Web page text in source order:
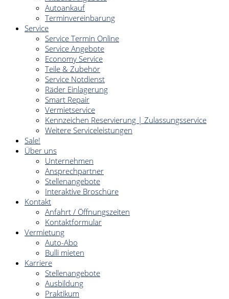
Autoankauf
Terminvereinbarung
Service
Service Termin Online
Service Angebote
Economy Service
Teile & Zubehör
Service Notdienst
Räder Einlagerung
Smart Repair
Vermietservice
Kennzeichen Reservierung | Zulassungsservice
Weitere Serviceleistungen
Sale!
Über uns
Unternehmen
Ansprechpartner
Stellenangebote
Interaktive Broschüre
Kontakt
Anfahrt / Öffnungszeiten
Kontaktformular
Vermietung
Auto-Abo
Bulli mieten
Karriere
Stellenangebote
Ausbildung
Praktikum